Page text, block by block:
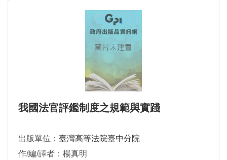
我國法官評鑑制度之規範與實踐
出版單位： 臺灣高等法院臺中分院
作/編/譯者：楊真明